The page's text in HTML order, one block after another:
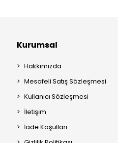
Kurumsal
Hakkımızda
Mesafeli Satış Sözleşmesi
Kullanıcı Sözleşmesi
İletişim
İade Koşulları